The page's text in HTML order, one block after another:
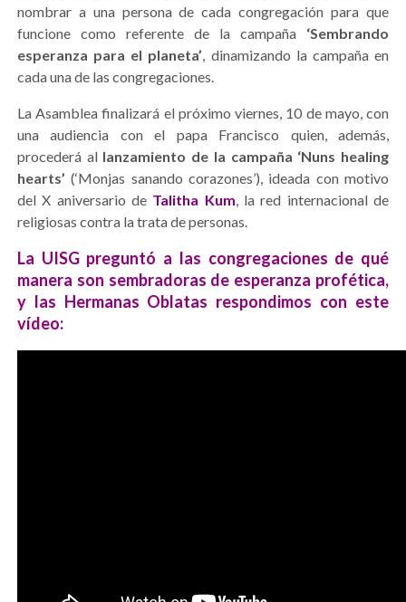
nombrar a una persona de cada congregación para que
funcione como referente de la campaña ‘Sembrando
esperanza para el planeta’, dinamizando la campaña en
cada una de las congregaciones.
La Asamblea finalizará el próximo viernes, 10 de mayo, con
una audiencia con el papa Francisco quien, además,
procederá al lanzamiento de la campaña ‘Nuns healing
hearts’ (‘Monjas sanando corazones’), ideada con motivo
del X aniversario de Talitha Kum, la red internacional de
religiosas contra la trata de personas.
La UISG preguntó a las congregaciones de qué
manera son sembradoras de esperanza profética,
y las Hermanas Oblatas respondimos con este
vídeo: